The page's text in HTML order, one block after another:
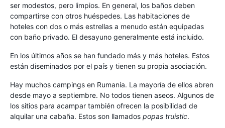
ser modestos, pero limpios. En general, los baños deben
compartirse con otros huéspedes. Las habitaciones de
hoteles con dos o más estrellas a menudo están equipadas
con baño privado. El desayuno generalmente está incluido.
En los últimos años se han fundado más y más hoteles. Estos
están diseminados por el país y tienen su propia asociación.
Hay muchos campings en Rumanía. La mayoría de ellos abren
desde mayo a septiembre. No todos tienen aseos. Algunos de
los sitios para acampar también ofrecen la posibilidad de
alquilar una cabaña. Estos son llamados popas truistic.